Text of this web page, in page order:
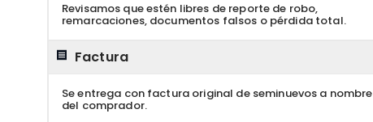
Revisamos que estén libres de reporte de robo,
remarcaciones, documentos falsos o pérdida total.
Factura
Se entrega con factura original de seminuevos a nombre
del comprador.